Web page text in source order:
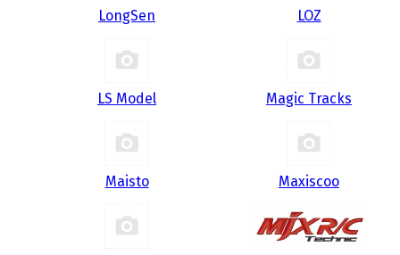
LongSen LOZ
LS Model Magic Tracks
Maisto Maxiscoo